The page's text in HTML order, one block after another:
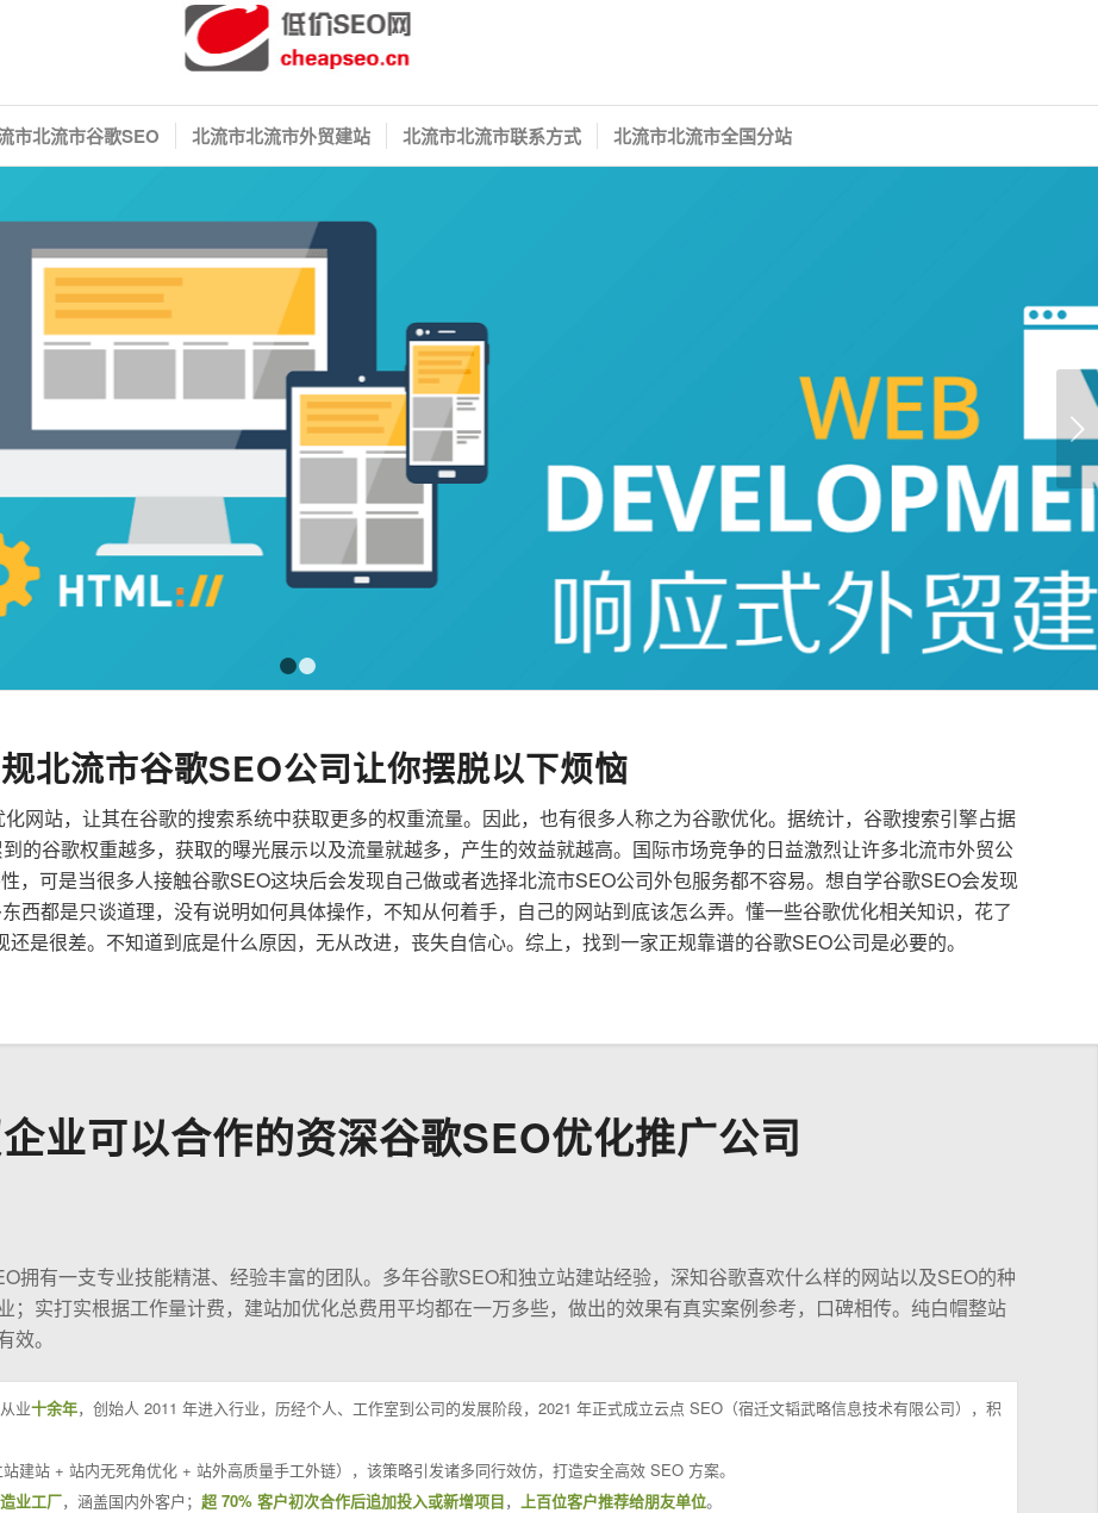
市北流市谷歌SEO 北流市北流市外贸建站 北流市北流市联系方式 北流市北流市全国分站
下一页
北流市谷歌SEO公司让你摆脱以下烦恼
网站，让其在谷歌的搜索系统中获取更多的权重流量。因此，也有很多人称之为谷歌优化。据统计，谷歌搜索引擎占据
的谷歌权重越多，获取的曝光展示以及流量就越多，产生的效益就越高。国际市场竞争的日益激烈让许多北流市外贸公
，可是当很多人接触谷歌SEO这块后会发现自己做或者选择北流市SEO公司外包服务都不容易。想自学谷歌SEO会发现
西都是只谈道理，没有说明如何具体操作，不知从何着手，自己的网站到底该怎么弄。懂一些谷歌优化相关知识，花了
是很差。不知道到底是什么原因，无从改进，丧失自信心。综上，找到一家正规靠谱的谷歌SEO公司是必要的。
业可以合作的资深谷歌SEO优化推广公司
拥有一支专业技能精湛、经验丰富的团队。多年谷歌SEO和独立站建站经验，深知谷歌喜欢什么样的网站以及SEO的种
；实打实根据工作量计费，建站加优化总费用平均都在一万多些，做出的效果有真实案例参考，口碑相传。纯白帽整站
。
业十余年，创始人 2011 年进入行业，历经个人、工作室到公司的发展阶段，2021 年正式成立云点 SEO（宿迁文韬武略信息技术有限公司），积
站建站 + 站内无死角优化 + 站外高质量手工外链），该策略引发诸多同行效仿，打造安全高效 SEO 方案。
业工厂，涵盖国内外客户； 超 70% 客户初次合作后追加投入或新增项目， 上百位客户推荐给朋友单位。